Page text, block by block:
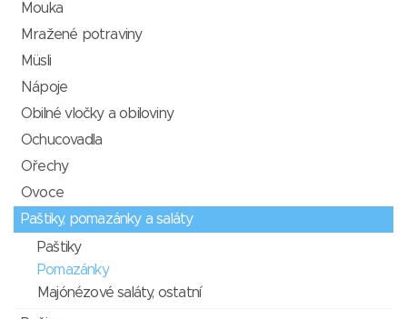
Mouka
Mražené potraviny
Müsli
Nápoje
Obilné vločky a obiloviny
Ochucovadla
Ořechy
Ovoce
Paštiky, pomazánky a saláty
Paštiky
Pomazánky
Majónézové saláty, ostatní